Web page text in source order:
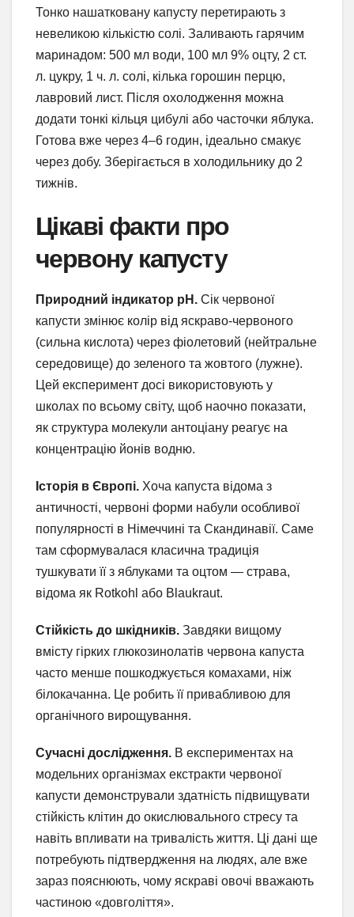
Тонко нашатковану капусту перетирають з
невеликою кількістю солі. Заливають гарячим
маринадом: 500 мл води, 100 мл 9% оцту, 2 ст.
л. цукру, 1 ч. л. солі, кілька горошин перцю,
лавровий лист. Після охолодження можна
додати тонкі кільця цибулі або часточки яблука.
Готова вже через 4–6 годин, ідеально смакує
через добу. Зберігається в холодильнику до 2
тижнів.
Цікаві факти про
червону капусту
Природний індикатор pH. Сік червоної
капусти змінює колір від яскраво-червоного
(сильна кислота) через фіолетовий (нейтральне
середовище) до зеленого та жовтого (лужне).
Цей експеримент досі використовують у
школах по всьому світу, щоб наочно показати,
як структура молекули антоціану реагує на
концентрацію йонів водню.
Історія в Європі. Хоча капуста відома з
античності, червоні форми набули особливої
популярності в Німеччині та Скандинавії. Саме
там сформувалася класична традиція
тушкувати її з яблуками та оцтом — страва,
відома як Rotkohl або Blaukraut.
Стійкість до шкідників. Завдяки вищому
вмісту гірких глюкозинолатів червона капуста
часто менше пошкоджується комахами, ніж
білокачанна. Це робить її привабливою для
органічного вирощування.
Сучасні дослідження. В експериментах на
модельних організмах екстракти червоної
капусти демонстрували здатність підвищувати
стійкість клітин до окислювального стресу та
навіть впливати на тривалість життя. Ці дані ще
потребують підтвердження на людях, але вже
зараз пояснюють, чому яскраві овочі вважають
частиною «довголіття».